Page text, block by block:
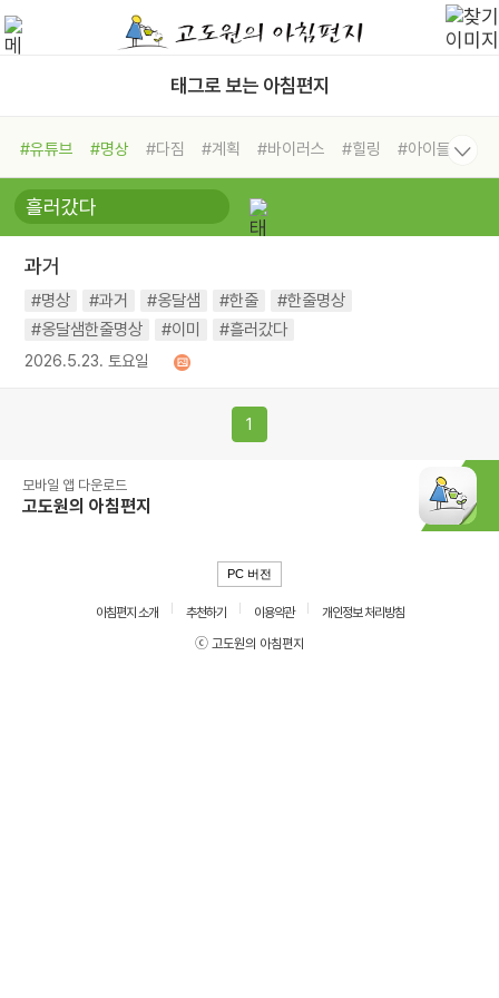
태그로 보는 아침편지
#유튜브 #명상 #다짐 #계획 #바이러스 #힐링
#아이들
#비전캠프
#독서캠프 #삶
#희망
#나눔 #친구 #링컨학교
#독서
과거
#명상 #과거 #옹달샘 #한줄
#한줄명상
#옹달샘한줄명상
#이미 #흘러갔다
2026.5.23. 토요일
1
모바일 앱 다운로드
고도원의 아침편지
PC 버전
아침편지 소개 추천하기 이용약관
개인정보 처리방침
ⓒ 고도원의 아침편지